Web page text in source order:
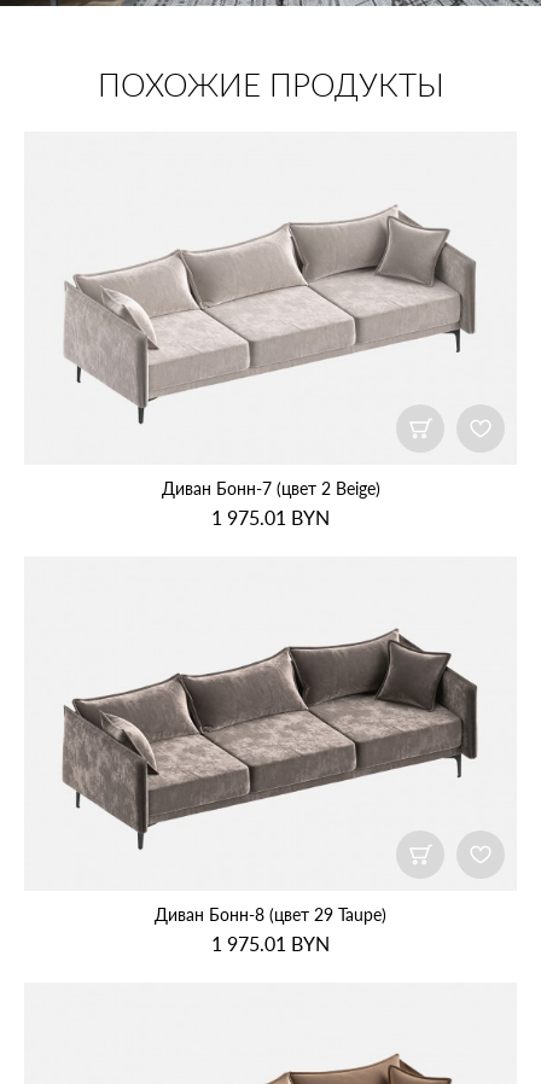
ПОХОЖИЕ ПРОДУКТЫ
Диван Бонн‑7 (цвет 2 Beige)
1 975.01 BYN
Диван Бонн‑8 (цвет 29 Taupe)
1 975.01 BYN